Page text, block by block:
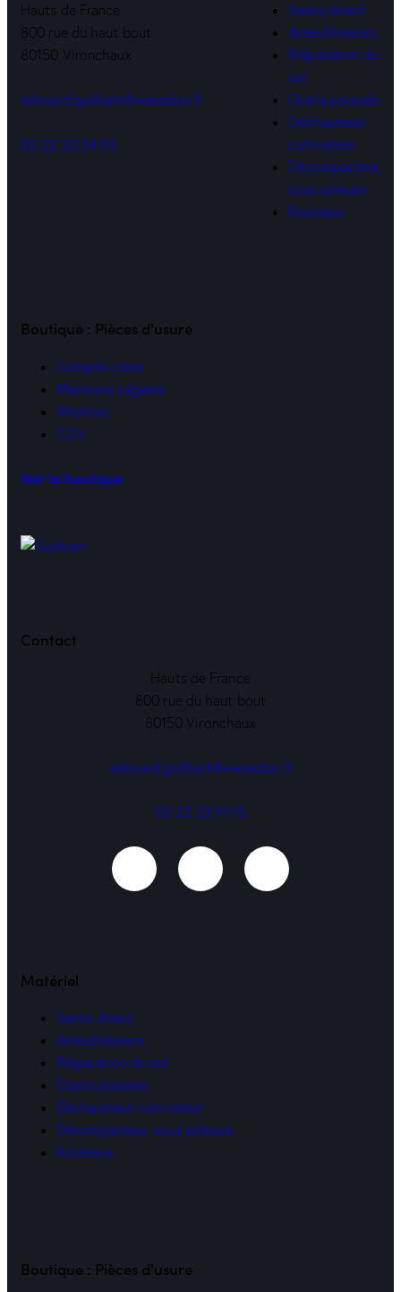
Hauts de France
800 rue du haut bout
80150 Vironchaux
edouard.guilbart@wanadoo.fr
03 22 20 24 55
Semis direct
Ameublisseurs
Préparation du
sol
Outils poussés
Déchaumeur
cultivateur
Décompacteur,
sous soleuse
Rouleaux
Boutique : Pièces d'usure
Compte client
Mentions Légales
Wishlist
CGV
Voir la boutique
Contact
Hauts de France
800 rue du haut bout
80150 Vironchaux
edouard.guilbart@wanadoo.fr
03 22 23 91 15
Matériel
Semis direct
Ameublisseurs
Préparation du sol
Outils poussés
Déchaumeur cultivateur
Décompacteur, sous soleuse
Rouleaux
Boutique : Pièces d'usure